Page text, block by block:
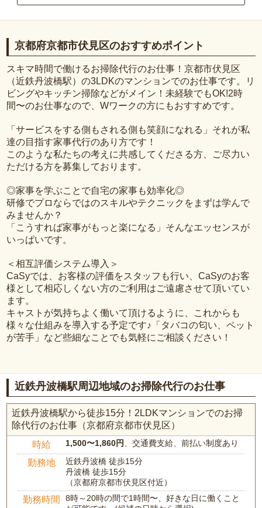
京都府京都市伏見区のおすすめポイント
スキマ時間で働けるお掃除代行のお仕事！京都市伏見区
（近鉄丹波橋駅）の3LDKのマンションでのお仕事です。リ
ビングやキッチン掃除などがメイン！未経験でもOK!2時
間〜のお仕事なので、Wワークの方にもおすすめです。
「サービスをする側もされる側も笑顔になれる」それが私
達の目指す家事代行のあり方です！
このような私たちの考えに共感してくださる方、ご尽力い
ただける方を募集しております。
◎家事を学ぶことで自宅の家事も効率化◎
研修でプロならではのスキルやテクニックをまずは学んで
みませんか？
「こうすれば家事がもっと楽になる」そんなエッセンスが
いっぱいです。
＜相互評価システム導入＞
CaSyでは、お客様の評価をスタッフも行い、CaSyのお客
様として相応しくない方のご利用はご遠慮させて頂いてい
ます。
キャストが気持ちよく働いて頂けるように、これからも
様々な仕組みを導入する予定です♪「タバコの匂い、ペット
が苦手」など些細なことでも気軽にご相談ください！
近鉄丹波橋駅周辺地域のお掃除代行のお仕事
近鉄丹波橋駅から徒歩15分！2LDKマンションでのお掃
除代行のお仕事（京都府京都市伏見区）
時給 1,500〜1,860円、交通費支給、前払い制度あり
勤務地
近鉄丹波橋 徒歩15分
丹波橋 徒歩15分
（京都府京都市伏見区付近）
勤務時間
8時～20時の間で1時間〜、好きな日に働くこと